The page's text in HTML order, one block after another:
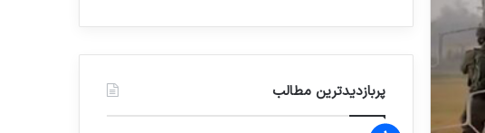
پربازدیدترین مطالب